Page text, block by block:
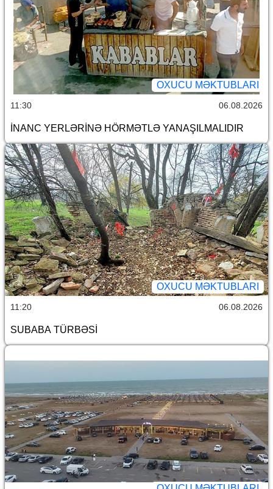
OXUCU MƏKTUBLARI
11:30 06.08.2026
İNANC YERLƏRİNƏ HÖRMƏTLƏ YANAŞILMALIDIR
OXUCU MƏKTUBLARI
11:20 06.08.2026
SUBABA TÜRBƏSİ